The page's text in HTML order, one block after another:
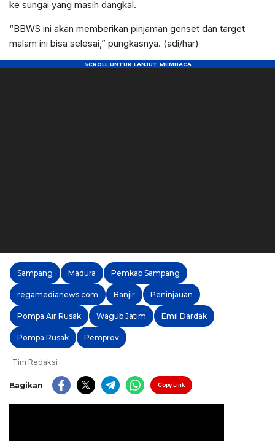
ke sungai yang masih dangkal.
“BBWS ini akan memberikan pinjaman genset dan target
malam ini bisa selesai,” pungkasnya. (adi/har)
Sampang Madura Pemkab Sampang
regamedianews.com Banjir Peninjauan
Pompa Air Rusak Wagub Jatim Emil Dardak
Pompa Rusak Pemprov
Tim Redaksi
Bagikan Copy Link